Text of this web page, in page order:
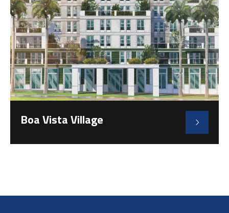
Boa Vista Village